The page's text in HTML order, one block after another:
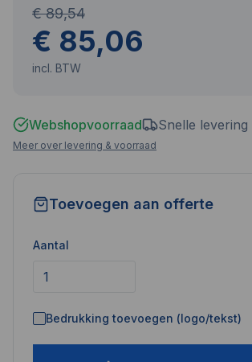
€ 89,54
€ 85,06
incl. BTW
Webshopvoorraad Snelle levering
Meer over levering & voorraad
Toevoegen aan offerte
Aantal
Bedrukking toevoegen (logo/tekst)